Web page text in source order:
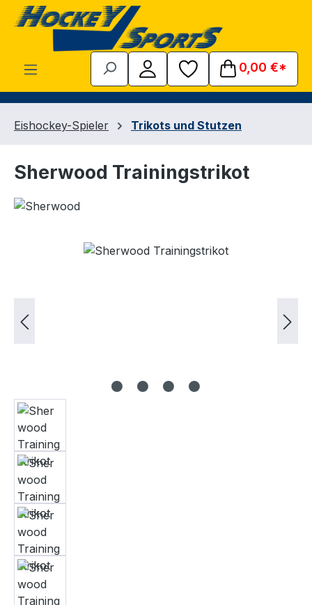
Zum Hauptinhalt springen
0,00 €*
Eishockey-Spieler Trikots und Stutzen
Sherwood Trainingstrikot
Bildergalerie überspringen